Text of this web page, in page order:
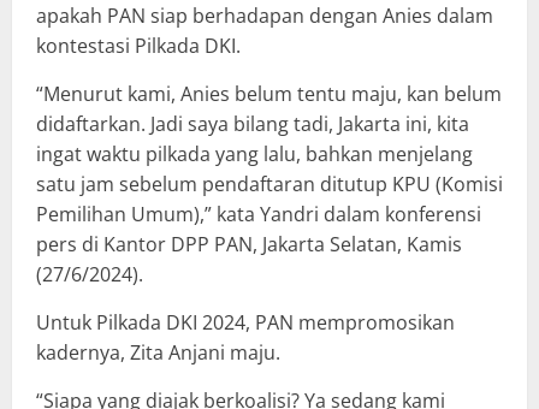
apakah PAN siap berhadapan dengan Anies dalam
kontestasi Pilkada DKI.
“Menurut kami, Anies belum tentu maju, kan belum
didaftarkan. Jadi saya bilang tadi, Jakarta ini, kita
ingat waktu pilkada yang lalu, bahkan menjelang
satu jam sebelum pendaftaran ditutup KPU (Komisi
Pemilihan Umum),” kata Yandri dalam konferensi
pers di Kantor DPP PAN, Jakarta Selatan, Kamis
(27/6/2024).
Untuk Pilkada DKI 2024, PAN mempromosikan
kadernya, Zita Anjani maju.
“Siapa yang diajak berkoalisi? Ya sedang kami